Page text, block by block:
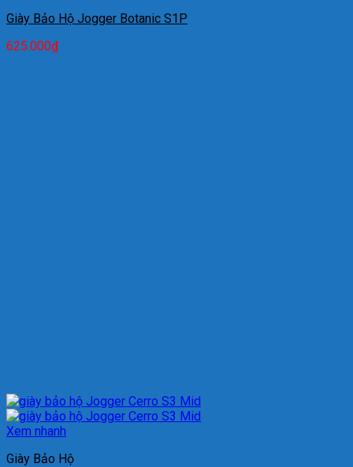
Giày Bảo Hộ Jogger Botanic S1P
625.000₫
Xem nhanh
Giày Bảo Hộ